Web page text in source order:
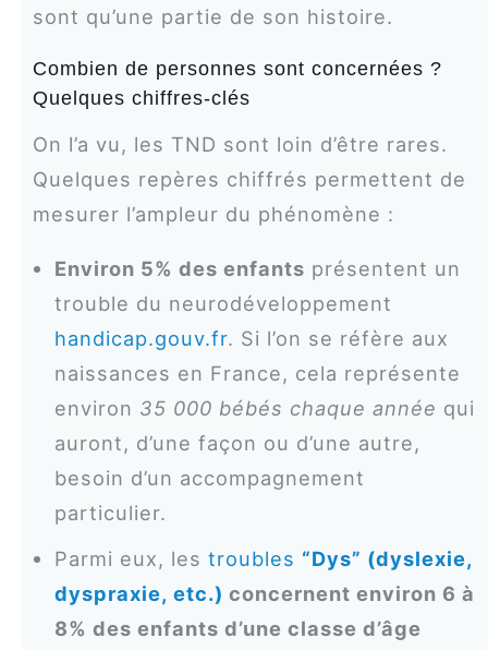
sont qu’une partie de son histoire.
Combien de personnes sont concernées ?
Quelques chiffres-clés
On l’a vu, les TND sont loin d’être rares.
Quelques repères chiffrés permettent de
mesurer l’ampleur du phénomène :
Environ 5% des enfants présentent un
trouble du neurodéveloppement
handicap.gouv.fr. Si l’on se réfère aux
naissances en France, cela représente
environ 35 000 bébés chaque année qui
auront, d’une façon ou d’une autre,
besoin d’un accompagnement
particulier.
Parmi eux, les troubles “Dys” (dyslexie,
dyspraxie, etc.) concernent environ 6 à
8% des enfants d’une classe d’âge